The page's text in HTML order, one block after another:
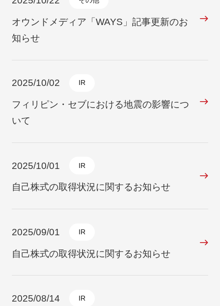
オウンドメディア「WAYS」記事更新のお
知らせ
2025/10/02 IR
フィリピン・セブにおける地震の影響につ
いて
2025/10/01 IR
自己株式の取得状況に関するお知らせ
2025/09/01 IR
自己株式の取得状況に関するお知らせ
2025/08/14 IR